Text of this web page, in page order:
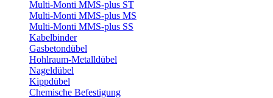
Multi-Monti MMS-plus ST
Multi-Monti MMS-plus MS
Multi-Monti MMS-plus SS
Kabelbinder
Gasbetondübel
Hohlraum-Metalldübel
Nageldübel
Kippdübel
Chemische Befestigung